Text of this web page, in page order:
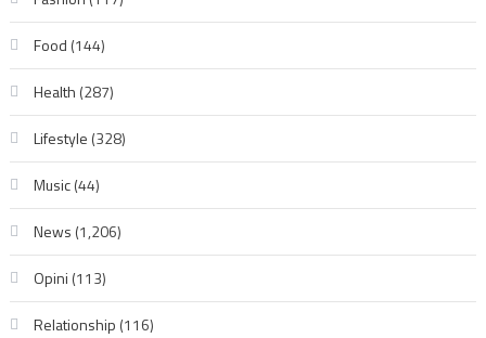
Food (144)
Health (287)
Lifestyle (328)
Music(44)
News (1,206)
Opini (113)
Relationship (116)